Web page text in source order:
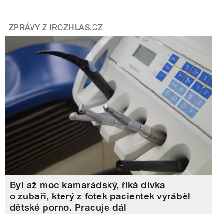
ZPRÁVY Z IROZHLAS.CZ
Byl až moc kamarádský, říká dívka
o zubaři, který z fotek pacientek vyráběl
dětské porno. Pracuje dál